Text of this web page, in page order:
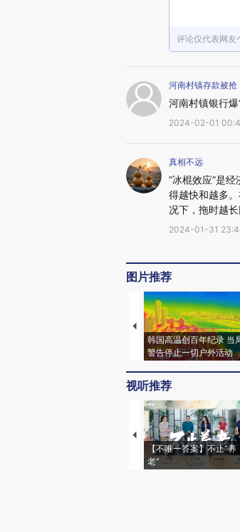
评论仅代表网友
河南村镇存款被抢
河南村镇银行
2024-02-01
真相不远
“冰棍效应”是
得越快和越多
况下，拖时越长
2024-01-31
图片推荐
韩国高温创百年纪录 当
警告停止一切户外活动
视听推荐
【不唯一答案】不止“养
老”